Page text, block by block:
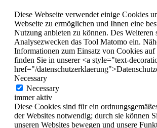
Diese Webseite verwendet einige Cookies
Webseite zu ermöglichen und Ihnen eine
Nutzung anbieten zu können. Des Weiteren
Analysezwecken das Tool Matomo ein.
Informationen zum Einsatz von Cookies auf
finden Sie in unserer <a style="text-
href="/
Necessary
Necessary
immer aktiv
Diese Cookies sind für ein
der Websites notwendig; durch sie können
unseren Websites bewegen und unsere